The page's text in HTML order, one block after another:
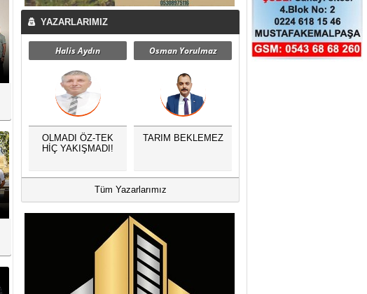
YAZARLARIMIZ
Halis Aydın
OLMADI ÖZ-TEK
HİÇ YAKIŞMADI!
Osman Yorulmaz
TARIM BEKLEMEZ
Tüm Yazarlarımız